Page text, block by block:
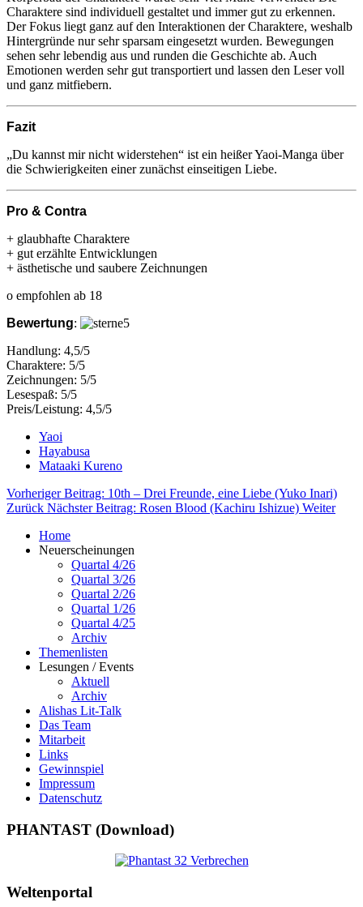
Charaktere sind individuell gestaltet und immer gut zu erkennen.
Der Fokus liegt ganz auf den Interaktionen der Charaktere, weshalb
Hintergründe nur sehr sparsam eingesetzt wurden. Bewegungen
sehen sehr lebendig aus und runden die Geschichte ab. Auch
Emotionen werden sehr gut transportiert und lassen den Leser voll
und ganz mitfiebern.
Fazit
„Du kannst mir nicht widerstehen“ ist ein heißer Yaoi-Manga über
die Schwierigkeiten einer zunächst einseitigen Liebe.
Pro & Contra
+ glaubhafte Charaktere
+ gut erzählte Entwicklungen
+ ästhetische und saubere Zeichnungen
o empfohlen ab 18
Bewertung:
Handlung: 4,5/5
Charaktere: 5/5
Zeichnungen: 5/5
Lesespaß: 5/5
Preis/Leistung: 4,5/5
Yaoi
Hayabusa
Mataaki Kureno
Vorheriger Beitrag: 10th – Drei Freunde, eine Liebe (Yuko Inari)
Zurück Nächster Beitrag: Rosen Blood (Kachiru Ishizue) Weiter
Home
Neuerscheinungen
Quartal 4/26
Quartal 3/26
Quartal 2/26
Quartal 1/26
Quartal 4/25
Archiv
Themenlisten
Lesungen / Events
Aktuell
Archiv
Alishas Lit-Talk
Das Team
Mitarbeit
Links
Gewinnspiel
Impressum
Datenschutz
PHANTAST (Download)
Weltenportal